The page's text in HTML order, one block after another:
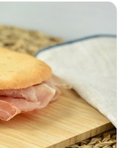
/ DETTAGLI